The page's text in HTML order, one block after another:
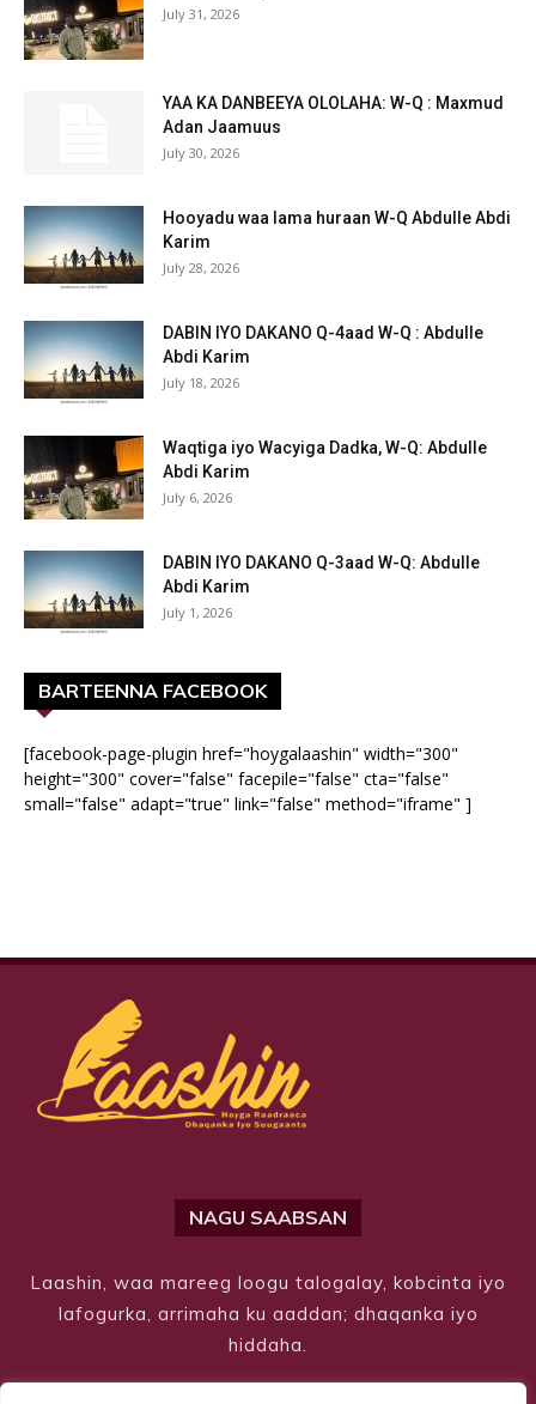
July 31, 2026
YAA KA DANBEEYA OLOLAHA: W-Q : Maxmud
Adan Jaamuus
July 30, 2026
Hooyadu waa lama huraan W-Q Abdulle Abdi
Karim
July 28, 2026
DABIN IYO DAKANO Q-4aad W-Q : Abdulle
Abdi Karim
July 18, 2026
Waqtiga iyo Wacyiga Dadka, W-Q: Abdulle
Abdi Karim
July 6, 2026
DABIN IYO DAKANO Q-3aad W-Q: Abdulle
Abdi Karim
July 1, 2026
BARTEENNA FACEBOOK
[facebook-page-plugin href="hoygalaashin" width="300"
height="300" cover="false" facepile="false" cta="false"
small="false" adapt="true" link="false" method="iframe" ]
NAGU SAABSAN
Laashin, waa mareeg loogu talogalay, kobcinta iyo
lafogurka, arrimaha ku aaddan; dhaqanka iyo
hiddaha.